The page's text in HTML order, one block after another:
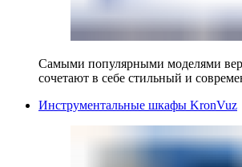
Самыми популярными моделями
сочетают в себе стильный и
Инструментальные шкафы KronVuz